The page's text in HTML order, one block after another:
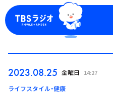
ログイン
2023.08.25 金曜日 14:27
ライフスタイル・健康